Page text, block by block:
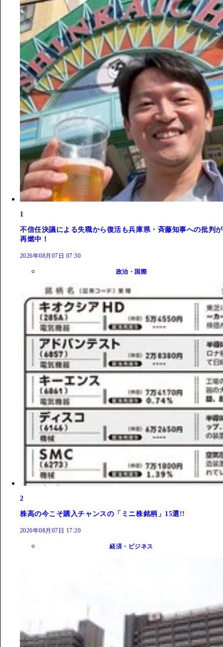
1
不信任決議による失職から復活も兵庫県・斉藤知事への批判が
再燃中！
2026年08月07日 07:30
政治・国際
2
株高の今こそ購入チャンスの「ミニ株銘柄」15選!!
2026年08月07日 17:20
経済・ビジネス